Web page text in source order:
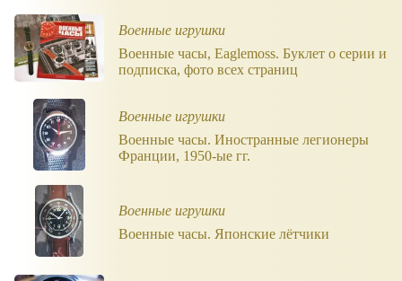
Военные игрушки
Военные часы, Eaglemoss. Буклет о серии и
подписка, фото всех страниц
Военные игрушки
Военные часы. Иностранные легионеры
Франции, 1950-ые гг.
Военные игрушки
Военные часы. Японские лётчики